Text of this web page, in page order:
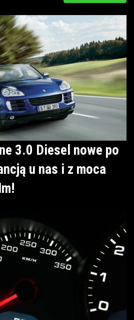
3.0 Diesel nowe po
u nas i z moca